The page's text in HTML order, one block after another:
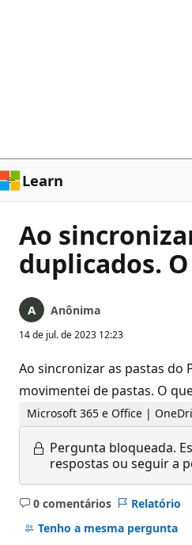
Learn
Ao
duplicados.
Anônima
14 de jul. de 2023 12:23
Ao sincronizar as pastas do
movimentei de pastas. O
Microsoft 365 e Office |
Pergunta bloqueada.
respostas ou seguir a
0 comentários
Sem
comentários
Relatório
Tenho a mesma pergunta